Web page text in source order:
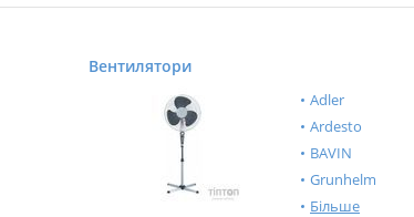
Вентилятори
Adler
Ardesto
BAVIN
Grunhelm
Більше